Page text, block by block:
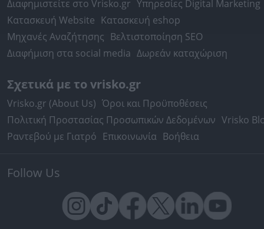
Διαφημιστείτε στο Vrisko.gr Υπηρεσίες Digital Marketing
Κατασκευή Website Κατασκευή eshop
Μηχανές Αναζήτησης Βελτιστοποίηση SEO
Διαφήμιση στα social media Δωρεάν καταχώριση
Σχετικά με το vrisko.gr
Vrisko.gr (About Us) Όροι και Προϋποθέσεις
Πολιτική Προστασίας Προσωπικών Δεδομένων Vrisko
Ραντεβού με Γιατρό Επικοινωνία Βοήθεια
Follow Us